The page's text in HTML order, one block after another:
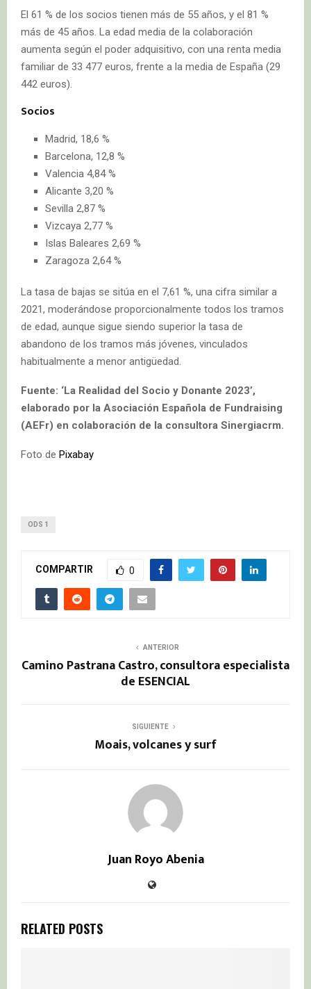
El 61 % de los socios tienen más de 55 años, y el 81 %
más de 45 años. La edad media de la colaboración
aumenta según el poder adquisitivo, con una renta media
familiar de 33 477 euros, frente a la media de España (29
442 euros).
Socios
Madrid, 18,6 %
Barcelona, 12,8 %
Valencia 4,84 %
Alicante 3,20 %
Sevilla 2,87 %
Vizcaya 2,77 %
Islas Baleares 2,69 %
Zaragoza 2,64 %
La tasa de bajas se sitúa en el 7,61 %, una cifra similar a
2021, moderándose proporcionalmente todos los tramos
de edad, aunque sigue siendo superior la tasa de
abandono de los tramos más jóvenes, vinculados
habitualmente a menor antigüedad.
Fuente: ‘La Realidad del Socio y Donante 2023’,
elaborado por la Asociación Española de Fundraising
(AEFr) en colaboración de la consultora Sinergiacrm.
Foto de Pixabay
ODS 1
COMPARTIR 0
ANTERIOR
Camino Pastrana Castro, consultora especialista
de ESENCIAL
SIGUIENTE
Moais, volcanes y surf
Juan Royo Abenia
RELATED POSTS